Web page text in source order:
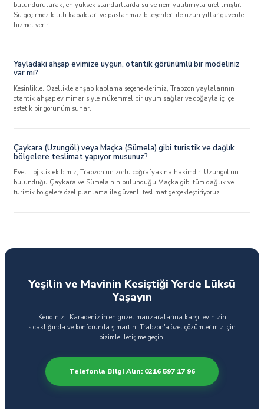
bulundurularak, en yüksek standartlarda su ve nem yalıtımıyla üretilmiştir.
Su geçirmez kilitli kapakları ve paslanmaz bileşenleri ile uzun yıllar güvenle
hizmet verir.
Yayladaki ahşap evimize uygun, otantik görünümlü bir modeliniz
var mı?
Kesinlikle. Özellikle ahşap kaplama seçeneklerimiz, Trabzon yaylalarının
otantik ahşap ev mimarisiyle mükemmel bir uyum sağlar ve doğayla iç içe,
estetik bir görünüm sunar.
Çaykara (Uzungöl) veya Maçka (Sümela) gibi turistik ve dağlık
bölgelere teslimat yapıyor musunuz?
Evet. Lojistik ekibimiz, Trabzon'un zorlu coğrafyasına hakimdir. Uzungöl'ün
bulunduğu Çaykara ve Sümela'nın bulunduğu Maçka gibi tüm dağlık ve
turistik bölgelere özel planlama ile güvenli teslimat gerçekleştiriyoruz.
Yeşilin ve Mavinin Kesiştiği Yerde Lüksü
Yaşayın
Kendinizi, Karadeniz'in en güzel manzaralarına karşı, evinizin
sıcaklığında ve konforunda şımartın. Trabzon'a özel çözümlerimiz için
bizimle iletişime geçin.
Telefonla Bilgi Alın: 0216 597 17 96